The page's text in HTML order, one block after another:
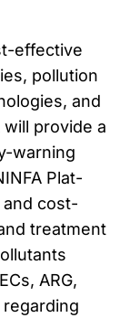
effective
pollution
and
provide a
warning
Plat-
cost-
treatment
ARG,